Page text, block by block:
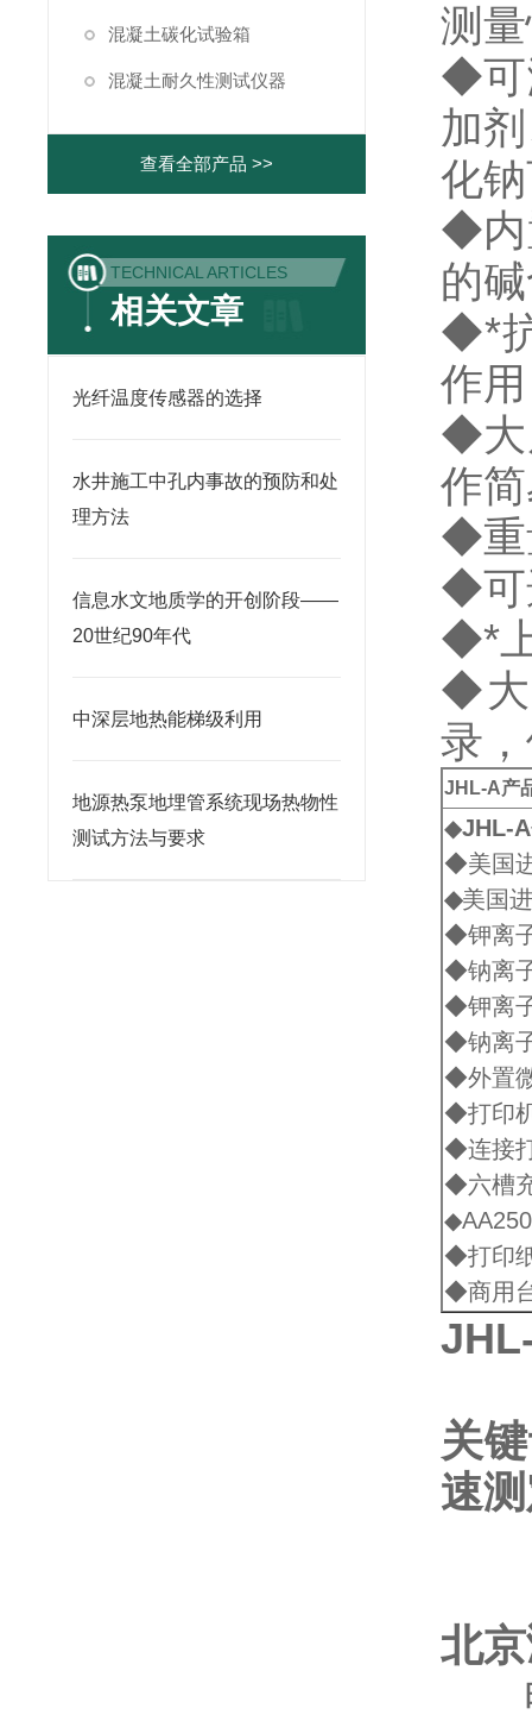
混凝土碳化试验箱
混凝土耐久性测试仪器
查看全部产品 >>
TECHNICAL ARTICLES
相关文章
光纤温度传感器的选择
水井施工中孔内事故的预防和处
理方法
信息水文地质学的开创阶段——
20世纪90年代
中深层地热能梯级利用
地源热泵地埋管系统现场热物性
测试方法与要求
测
◆可
加
化
◆内
的
◆*
作
◆大
作
◆重
◆可
◆*
◆大
录
JHL-A产
◆JHL-A
◆美国
◆美国
◆钾离
◆钠离
◆钾离
◆钠离
◆外置
◆打印
◆连接
◆六槽
◆打印
◆商用
关
速
北
电